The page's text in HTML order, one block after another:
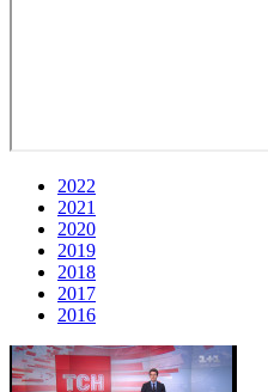
2022
2021
2020
2019
2018
2017
2016